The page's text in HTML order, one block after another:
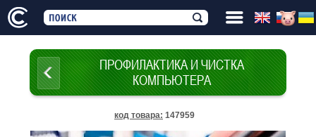
ПРОФИЛАКТИКА И ЧИСТКА
КОМПЬЮТЕРА
код товара: 147959